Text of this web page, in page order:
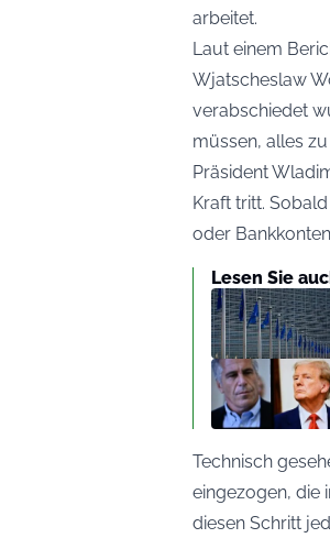
arbeitet.
Laut einem
Wjatscheslaw
verabschiedet
müssen, alles
Präsident
Kraft tritt.
oder
Lesen Sie
Technisch
eingezogen, die
diesen Schritt